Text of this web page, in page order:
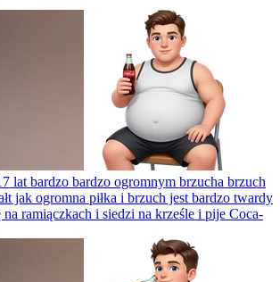
lat bardzo bardzo ogromnym brzucha brzuch
jak ogromna piłka i brzuch jest bardzo twardy
ramiączkach i siedzi na krześle i pije Coca-